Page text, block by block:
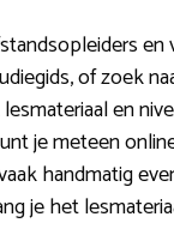
of zoek
en
je meteen
handmatig
je het